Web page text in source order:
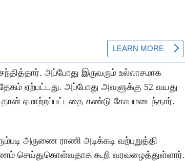
அப்போது இருவரும் உல்லாசமாக
ஏற்பட்டது. அப்போது அவளுக்கு 52 வயது
ஏமாற்றப்பட்டதை கண்டு கோபமடைந்தார்.
அருணை ராணி அடிக்கடி வற்புறுத்தி
செய்துகொள்வதாக கூறி வரவழைத்துள்ளார்.